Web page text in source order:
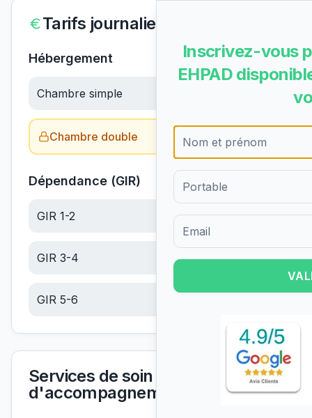
Tarifs journaliers
Hébergement
Chambre simple
Chambre double Obtenir le tarif →
Dépendance (GIR)
GIR 1-2 23.25€/jour
GIR 3-4 13.99€/jour
GIR 5-6
Services de soin et
d'accompagnement
Inscrivez-vous
EHPAD
Formulaire d'inscription pour